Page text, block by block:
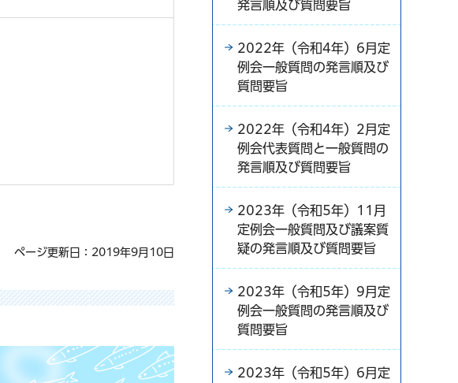
ページ更新日：2019年9月10日
発言順及び質問要旨
2022年（令和4年）6月定
例会一般質問の発言順及び
質問要旨
2022年（令和4年）2月定
例会代表質問と一般質問の
発言順及び質問要旨
2023年（令和5年）11月
定例会一般質問及び議案質
疑の発言順及び質問要旨
2023年（令和5年）9月定
例会一般質問の発言順及び
質問要旨
2023年（令和5年）6月定